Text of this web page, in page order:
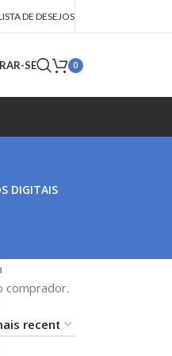
DE DESEJOS
SE 0
DIGITAIS
comprador.